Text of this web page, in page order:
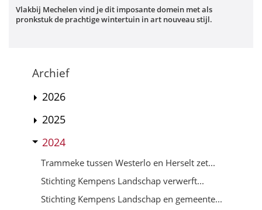
Vlakbij Mechelen vind je dit imposante domein met als
pronkstuk de prachtige wintertuin in art nouveau stijl.
Archief
2026
2025
2024
Trammeke tussen Westerlo en Herselt zet...
Stichting Kempens Landschap verwerft...
Stichting Kempens Landschap en gemeente...